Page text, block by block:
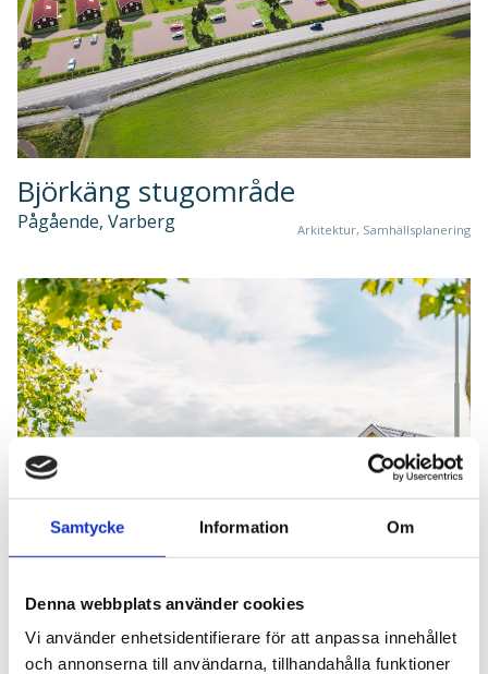
Samtycke Information Om
Denna webbplats använder cookies
Vi använder enhetsidentifierare för att anpassa innehållet
och annonserna till användarna, tillhandahålla funktioner
Björkäng stugområde
Pågående, Varberg Arkitektur, Samhällsplanering